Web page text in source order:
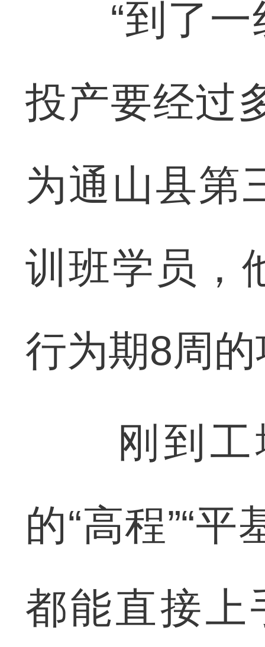
“到了一
投产要经过
为通山县第
训班学员，
行为期8周
刚到工地
的“高程”“
都能直接上